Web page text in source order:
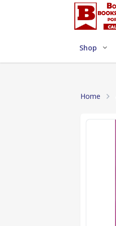
Shop
Home